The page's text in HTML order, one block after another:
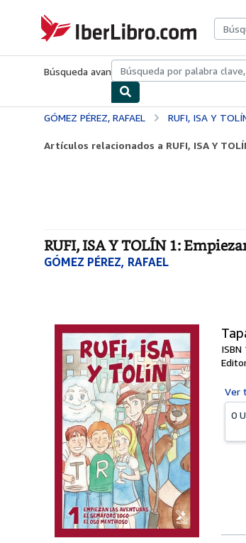
IberLibro.com
Búsqueda avanzadaColecciones Libros
GÓMEZ PÉREZ, RAFAEL RUFI, ISA Y
Artículos relacionados a RUFI, ISA Y
RUFI, ISA Y TOLÍN 1:
GÓMEZ PÉREZ, RAFAEL
Ver
0